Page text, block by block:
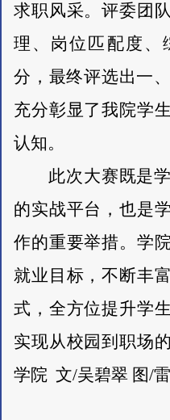
求职风采。评委团
理、岗位匹配度、
分，最终评选出一
充分彰显了我院学
认知。
此次大赛既是
的实战平台，也是
作的重要举措。学
就业目标，不断丰
式，全方位提升学
实现从校园到职场
学院 文/吴碧翠 图/